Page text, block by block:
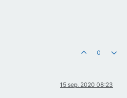
0
15 sep. 2020 08:23